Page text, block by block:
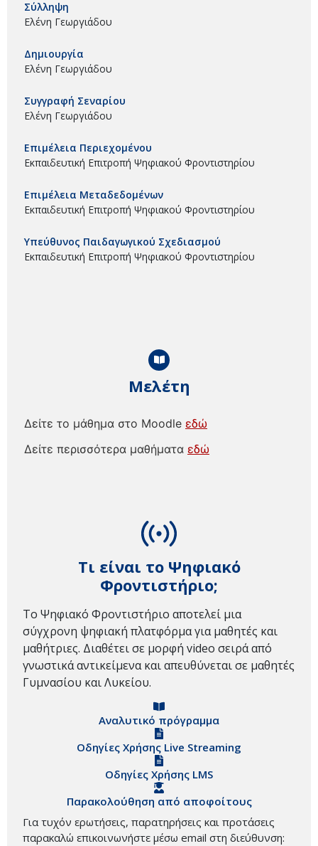
Τι είναι το Ψηφιακό
Φροντιστήριο;
Το Ψηφιακό Φροντιστήριο αποτελεί μια
σύγχρονη ψηφιακή πλατφόρμα για μαθητές και
μαθήτριες. Διαθέτει σε μορφή video σειρά από
γνωστικά αντικείμενα και απευθύνεται σε μαθητές
Γυμνασίου και Λυκείου.
Αναλυτικό πρόγραμμα
Οδηγίες Χρήσης Live Streaming
Οδηγίες Χρήσης LMS
Παρακολούθηση από αποφοίτους
Για τυχόν ερωτήσεις, παρατηρήσεις και προτάσεις
παρακαλώ επικοινωνήστε μέσω email στη διεύθυνση:
Μελέτη
Δείτε το μάθημα στο Moodle εδώ
Δείτε περισσότερα μαθήματα εδώ
Σύλληψη
Ελένη Γεωργιάδου
Δημιουργία
Ελένη Γεωργιάδου
Συγγραφή Σεναρίου
Ελένη Γεωργιάδου
Επιμέλεια Περιεχομένου
Εκπαιδευτική Επιτροπή Ψηφιακού Φροντιστηρίου
Επιμέλεια Μεταδεδομένων
Εκπαιδευτική Επιτροπή Ψηφιακού Φροντιστηρίου
Υπεύθυνος Παιδαγωγικού Σχεδιασμού
Εκπαιδευτική Επιτροπή Ψηφιακού Φροντιστηρίου